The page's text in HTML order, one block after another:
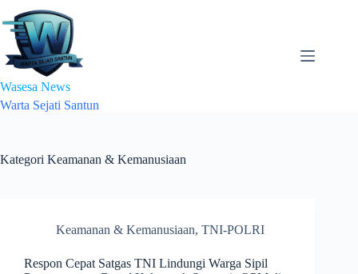
to
content
Wasesa News
Warta Sejati Santun
Kategori Keamanan & Kemanusiaan
Keamanan & Kemanusiaan, TNI-POLRI
Respon Cepat Satgas TNI Lindungi Warga Sipil